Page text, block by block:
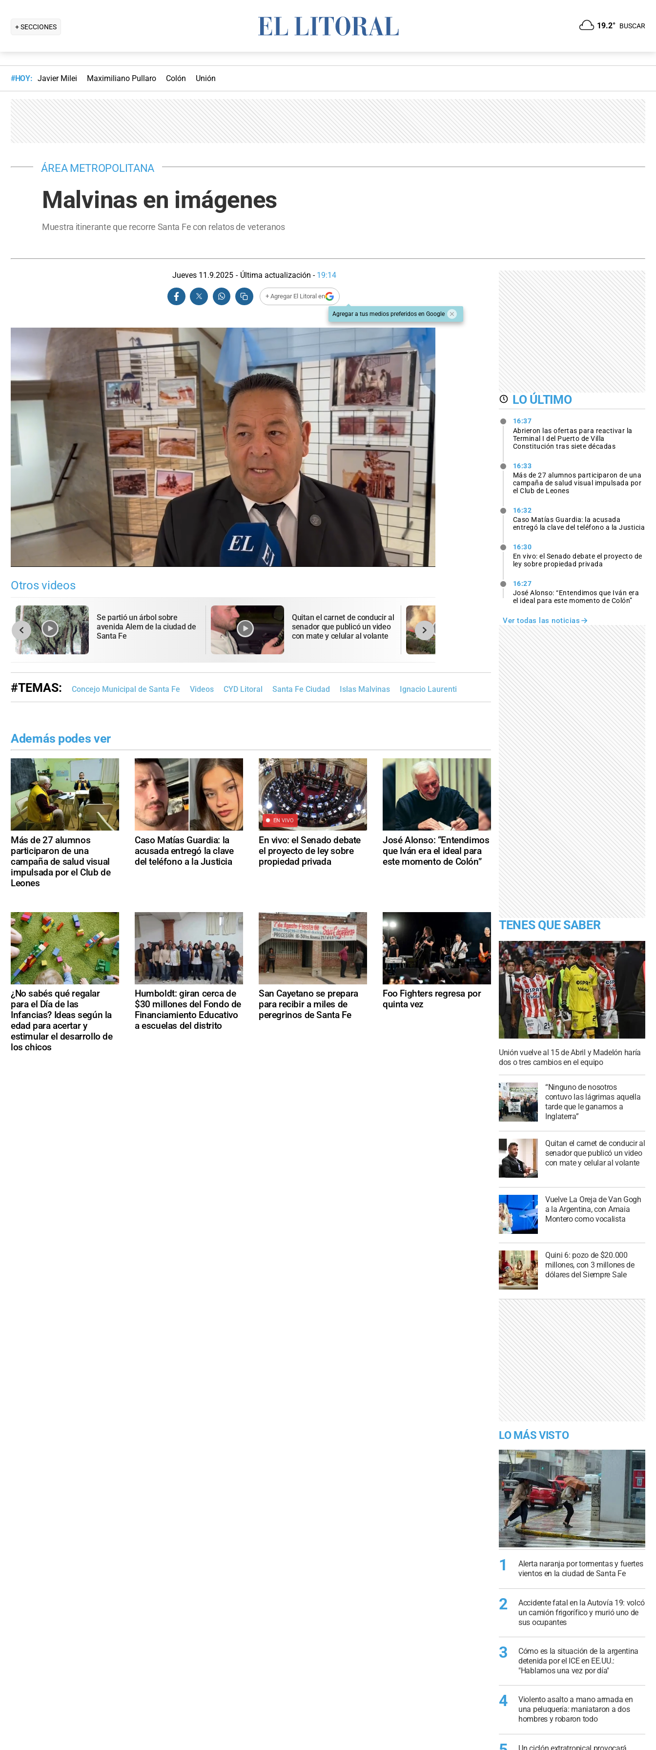
+ SECCIONES 19.2° BUSCAR
#HOY: Javier Milei Maximiliano Pullaro Colón Unión
ÁREA METROPOLITANA
Malvinas en imágenes
Muestra itinerante que recorre Santa Fe con relatos de veteranos
Jueves 11.9.2025 - Última actualización - 19:14
+ Agregar El Litoral en
Agregar a tus medios preferidos en Google
of
0%
Otros videos
Se partió un árbol sobre
avenida Alem de la ciudad de
Santa Fe
Quitan el carnet de conducir al
senador que publicó un video
con mate y celular al volante
Incendios en el sur de Francia
#TEMAS: Concejo Municipal de Santa Fe Videos CYD Litoral Santa Fe Ciudad Islas Malvinas Ignacio Laurenti
Además podes ver
Más de 27 alumnos
participaron de una
campaña de salud visual
impulsada por el Club de
Leones
Caso Matías Guardia: la
acusada entregó la clave
del teléfono a la Justicia
EN VIVO
En vivo: el Senado debate
el proyecto de ley sobre
propiedad privada
José Alonso: “Entendimos
que Iván era el ideal para
este momento de Colón”
¿No sabés qué regalar
para el Día de las
Infancias? Ideas según la
edad para acertar y
estimular el desarrollo de
los chicos
Humboldt: giran cerca de
$30 millones del Fondo de
Financiamiento Educativo
a escuelas del distrito
San Cayetano se prepara
para recibir a miles de
peregrinos de Santa Fe
Foo Fighters regresa por
quinta vez
LO ÚLTIMO
16:37
Abrieron las ofertas para reactivar la
Terminal I del Puerto de Villa
Constitución tras siete décadas
16:33
Más de 27 alumnos participaron de una
campaña de salud visual impulsada por
el Club de Leones
16:32
Caso Matías Guardia: la acusada
entregó la clave del teléfono a la Justicia
16:30
En vivo: el Senado debate el proyecto de
ley sobre propiedad privada
16:27
José Alonso: “Entendimos que Iván era
el ideal para este momento de Colón”
Ver todas las noticias
TENES QUE SABER
Unión vuelve al 15 de Abril y Madelón haría
dos o tres cambios en el equipo
“Ninguno de nosotros
contuvo las lágrimas aquella
tarde que le ganamos a
Inglaterra”
Quitan el carnet de conducir al
senador que publicó un video
con mate y celular al volante
Vuelve La Oreja de Van Gogh
a la Argentina, con Amaia
Montero como vocalista
Quini 6: pozo de $20.000
millones, con 3 millones de
dólares del Siempre Sale
LO MÁS VISTO
1
Alerta naranja por tormentas y fuertes
vientos en la ciudad de Santa Fe
2
Accidente fatal en la Autovía 19: volcó
un camión frigorífico y murió uno de
sus ocupantes
3
Cómo es la situación de la argentina
detenida por el ICE en EE.UU.:
"Hablamos una vez por día"
4
Violento asalto a mano armada en
una peluquería: maniataron a dos
hombres y robaron todo